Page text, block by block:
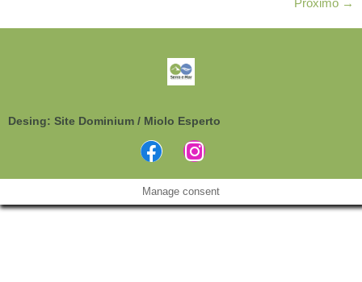
Desing: Site Dominium / Miolo Esperto
Manage consent